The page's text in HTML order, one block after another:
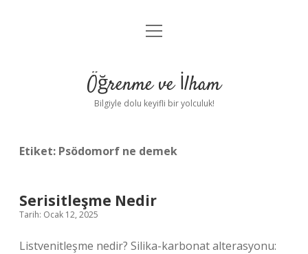
Anasayfa
Yasal Uyarı
menüyü
Öğrenme ve İlham
Bilgiyle dolu keyifli bir yolculuk!
Etiket: Psödomorf ne demek
Serisitleşme Nedir
Tarih: Ocak 12, 2025
Listvenitleşme nedir? Silika-karbonat alterasyonu: